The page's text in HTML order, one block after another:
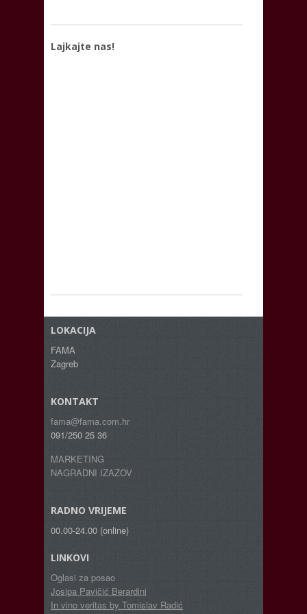
Lajkajte nas!
LOKACIJA
FAMA
Zagreb
KONTAKT
fama@fama.com.hr
091/250 25 36
MARKETING
NAGRADNI IZAZOV
RADNO VRIJEME
00.00-24.00 (online)
LINKOVI
Oglasi za posao
Josipa Pavičić Berardini
In vino veritas by Tomislav Radić